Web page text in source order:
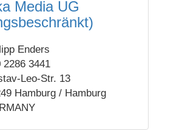
Media UG
Enders
2286 3441
Leo-Str. 13
Hamburg / Hamburg